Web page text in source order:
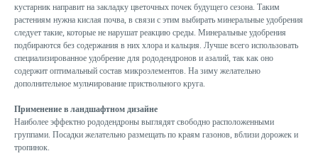
кустарник направит на закладку цветочных почек будущего сезона. Таким
растениям нужна кислая почва, в связи с этим выбирать минеральные удобрения
следует такие, которые не нарушат реакцию среды. Минеральные удобрения
подбираются без содержания в них хлора и кальция. Лучше всего использовать
специализированное удобрение для рододендронов и азалий, так как оно
содержит оптимальный состав микроэлементов. На зиму желательно
дополнительное мульчирование приствольного круга.
Применение в ландшафтном дизайне
Наиболее эффектно рододендроны выглядят свободно расположенными
группами. Посадки желательно размещать по краям газонов, вблизи дорожек и
тропинок.